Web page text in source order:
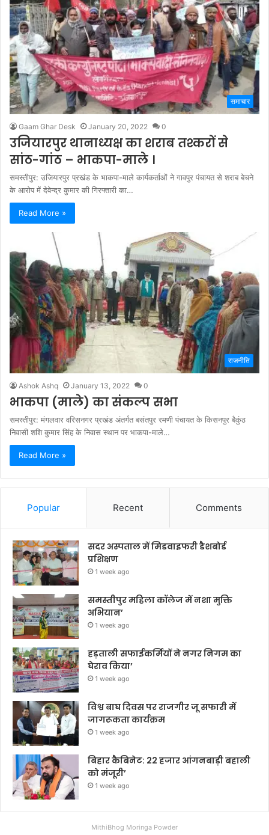
समाचार
Gaam Ghar Desk January 20, 2022 0
उजियारपुर थानाध्यक्ष का शराब तश्करों से
सांठ-गांठ – भाकपा-माले ।
समस्तीपुर: उजियारपुर प्रखंड के भाकपा-माले कार्यकर्ताओं ने गावपुर पंचायत से शराब बेचने
के आरोप में देवेन्द्र कुमार की गिरफ्तारी का…
Read More »
राजनीति
Ashok Ashq January 13, 2022 0
भाकपा (माले) का संकल्प सभा
समस्तीपुर: मंगलवार वरिसनगर प्रखंड अंतर्गत बसंतपुर रमणी पंचायत के किसनपुर बैकुंठ
निवासी शशि कुमार सिंह के निवास स्थान पर भाकपा-माले…
Read More »
Popular Recent Comments
सदर अस्पताल में मिडवाइफरी डैशबोर्ड
प्रशिक्षण
1 week ago
समस्तीपुर महिला कॉलेज में नशा मुक्ति
अभियान’
1 week ago
हड़ताली सफाईकर्मियों ने नगर निगम का
घेराव किया’
1 week ago
विश्व बाघ दिवस पर राजगीर जू सफारी में
जागरूकता कार्यक्रम
1 week ago
बिहार कैबिनेट: 22 हजार आंगनबाड़ी बहाली
को मंजूरी’
1 week ago
MithiBhog Moringa Powder